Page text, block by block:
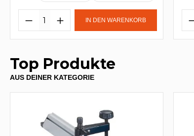
IN DEN WARENKORB
Top Produkte
AUS DEINER KATEGORIE